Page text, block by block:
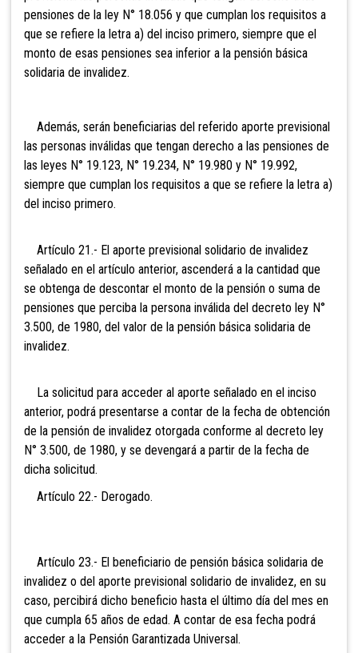
pensiones de la ley N° 18.056 y que cumplan los requisitos a
que se refiere la letra a) del inciso primero, siempre que el
monto de esas pensiones sea inferior a la pensión básica
solidaria de invalidez.
Además, serán beneficiarias del referido aporte previsional
las personas inválidas que tengan derecho a las pensiones de
las leyes N° 19.123, N° 19.234, N° 19.980 y N° 19.992,
siempre que cumplan los requisitos a que se refiere la letra a)
del inciso primero.
Artículo 21.- El aporte previsional solidario de invalidez
señalado en el artículo anterior, ascenderá a la cantidad que
se obtenga de descontar el monto de la pensión o suma de
pensiones que perciba la persona inválida del decreto ley N°
3.500, de 1980, del valor de la pensión básica solidaria de
invalidez.
La solicitud para acceder al aporte señalado en el inciso
anterior, podrá presentarse a contar de la fecha de obtención
de la pensión de invalidez otorgada conforme al decreto ley
N° 3.500, de 1980, y se devengará a partir de la fecha de
dicha solicitud.
Artículo 22.- Derogado.
Artículo 23.- El beneficiario de pensión básica solidaria de
invalidez o del aporte previsional solidario de invalidez, en su
caso, percibirá dicho beneficio hasta el último día del mes en
que cumpla 65 años de edad. A contar de esa fecha podrá
acceder a la Pensión Garantizada Universal.